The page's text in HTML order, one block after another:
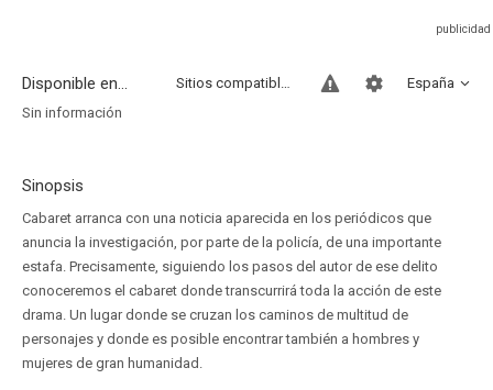
Disponible en... España
Sitios compatibles
Sin información
Sinopsis
Cabaret arranca con una noticia aparecida en los periódicos que
anuncia la investigación, por parte de la policía, de una importante
estafa. Precisamente, siguiendo los pasos del autor de ese delito
conoceremos el cabaret donde transcurrirá toda la acción de este
drama. Un lugar donde se cruzan los caminos de multitud de
personajes y donde es posible encontrar también a hombres y
mujeres de gran humanidad.